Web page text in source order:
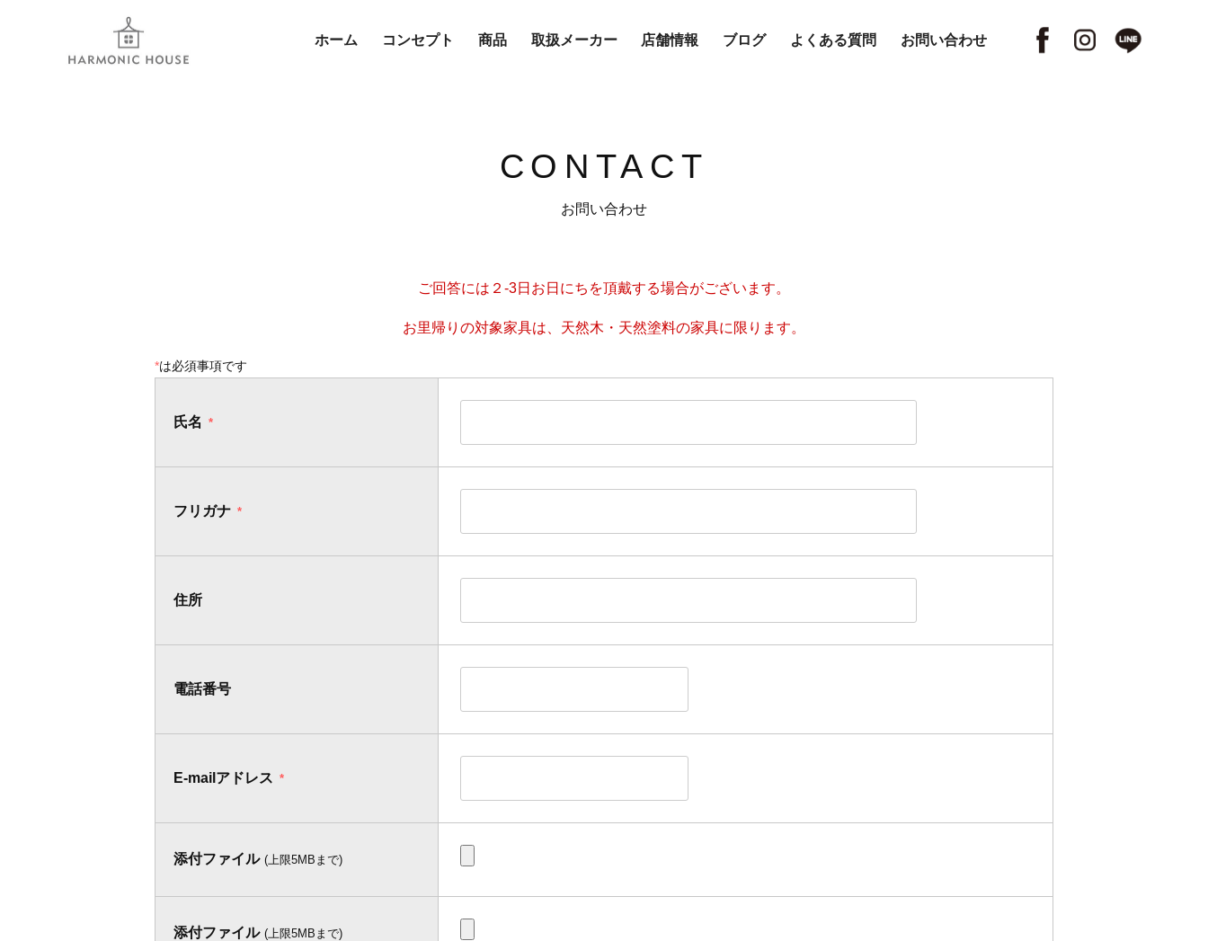
ホーム コンセプト 商品 取扱メーカー 店舗情報 ブログ よくある質問 お問い合わせ
CONTACT
お問い合わせ
ご回答には２-3日お日にちを頂戴する場合がございます。
お里帰りの対象家具は、天然木・天然塗料の家具に限ります。
*は必須事項です
氏名 *
フリガナ *
住所
電話番号
E-mailアドレス *
添付ファイル (上限5MBまで)
添付ファイル (上限5MBまで)